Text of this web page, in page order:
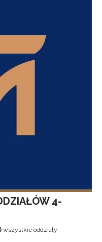
4-
wszystkie oddziały